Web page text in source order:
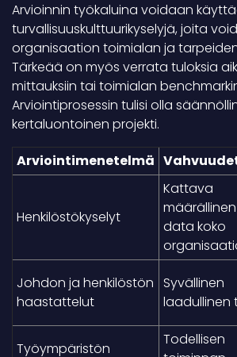
Arvioinnin työkaluina voidaan
turvallisuuskulttuurikyselyjä, joita
organisaation toimialan ja
Tärkeää on myös verrata tuloksia
mittauksiin tai toimialan
Arviointiprosessin tulisi olla
kertaluontoinen projekti.
Arviointimenetelmä
Henkilöstökyselyt
Kattava
määrällinen
data koko
Johdon ja henkilöstön
haastattelut
Syvällinen
laadullinen
Työympäristön
Todellisen